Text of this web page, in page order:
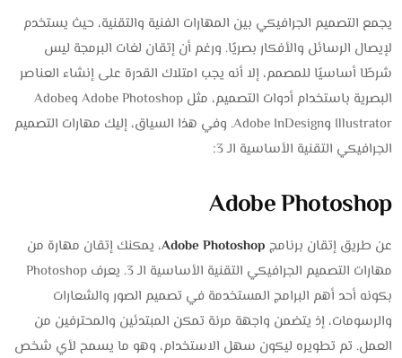
يجمع التصميم الجرافيكي بين المهارات الفنية والتقنية، حيث يستخدم
لإيصال الرسائل والأفكار بصريًا. ورغم أن إتقان لغات البرمجة ليس
شرطًا أساسيًا للمصمم، إلا أنه يجب امتلاك القدرة على إنشاء العناصر
البصرية باستخدام أدوات التصميم، مثل Adobe Photoshop وAdobe
Illustrator وAdobe InDesign. وفي هذا السياق، إليك مهارات التصميم
الجرافيكي التقنية الأساسية الـ 3:
Adobe Photoshop
عن طريق إتقان برنامج Adobe Photoshop، يمكنك إتقان مهارة من
مهارات التصميم الجرافيكي التقنية الأساسية الـ 3. يعرف Photoshop
بكونه أحد أهم البرامج المستخدمة في تصميم الصور والشعارات
والرسومات، إذ يتضمن واجهة مرنة تمكن المبتدئين والمحترفين من
العمل. تم تطويره ليكون سهل الاستخدام، وهو ما يسمح لأي شخص